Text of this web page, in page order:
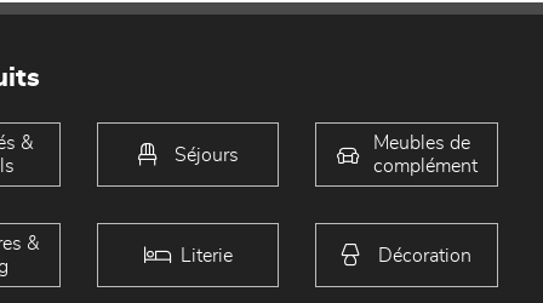
&
Séjours
Meubles de
complément
&
Literie Décoration